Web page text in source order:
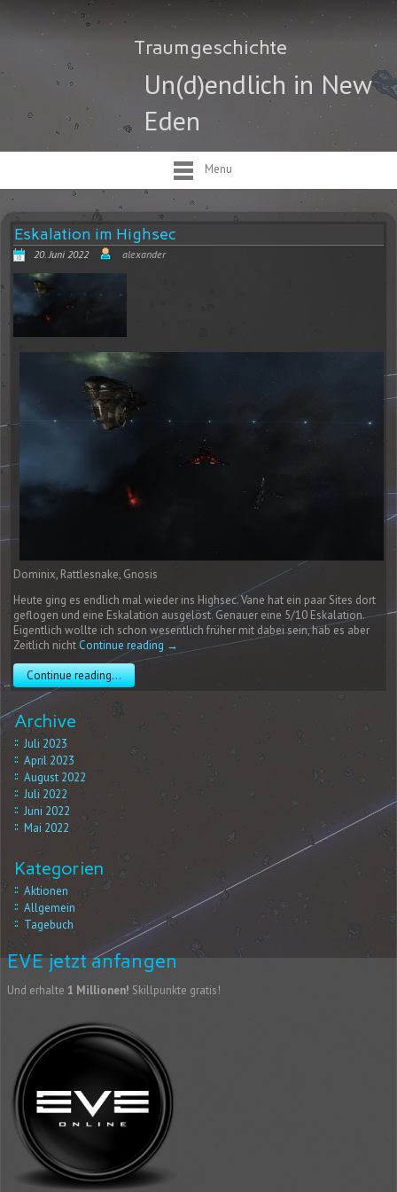
Traumgeschichte
Un(d)endlich in New
Eden
Menu
Eskalation im Highsec
20. Juni 2022 alexander
Dominix, Rattlesnake, Gnosis
Heute ging es endlich mal wieder ins Highsec. Vane hat ein paar Sites dort
geflogen und eine Eskalation ausgelöst. Genauer eine 5/10 Eskalation.
Eigentlich wollte ich schon wesentlich früher mit dabei sein, hab es aber
Zeitlich nicht Continue reading →
Continue reading...
Archive
Juli 2023
April 2023
August 2022
Juli 2022
Juni 2022
Mai 2022
Kategorien
Aktionen
Allgemein
Tagebuch
EVE jetzt anfangen
Und erhalte 1 Millionen! Skillpunkte gratis!